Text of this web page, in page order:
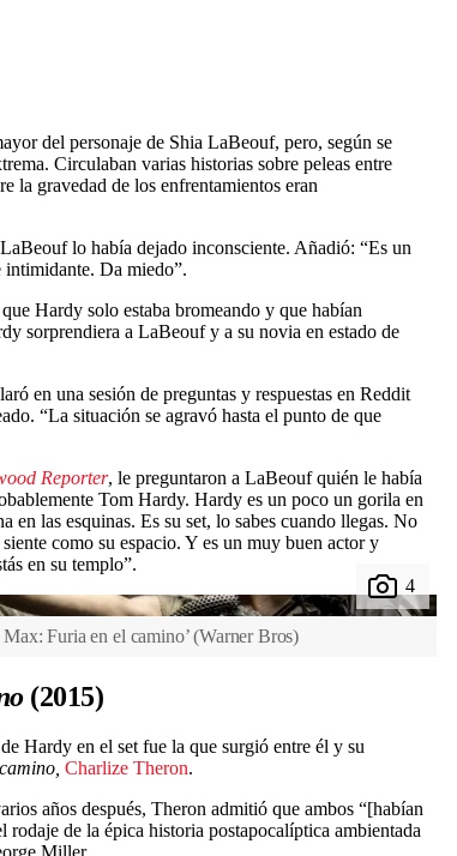
del personaje de Shia LaBeouf, pero, según se
Circulaban varias historias sobre peleas entre
la gravedad de los enfrentamientos eran
lo había dejado inconsciente. Añadió: “Es un
intimidante. Da miedo”.
Hardy solo estaba bromeando y que habían
sorprendiera a LaBeouf y a su novia en estado de
en una sesión de preguntas y respuestas en Reddit
“La situación se agravó hasta el punto de que
Reporter, le preguntaron a LaBeouf quién le había
Tom Hardy. Hardy es un poco un gorila en
en las esquinas. Es su set, lo sabes cuando llegas. No
como su espacio. Y es un muy buen actor y
en su templo”.
Furia en el camino’ (Warner Bros)
(2015)
Hardy en el set fue la que surgió entre él y su
Charlize Theron.
años después, Theron admitió que ambos “[habían
rodaje de la épica historia postapocalíptica ambientada